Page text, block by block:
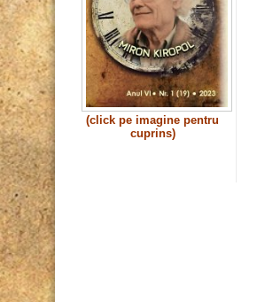
(click pe imagine pentru
cuprins)